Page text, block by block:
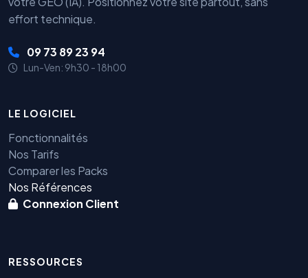
effort technique.
09 73 89 23 94
Lun-Ven: 9h30 - 18h00
LE LOGICIEL
Fonctionnalités
Nos Tarifs
Comparer les Packs
Nos Références
Connexion Client
RESSOURCES